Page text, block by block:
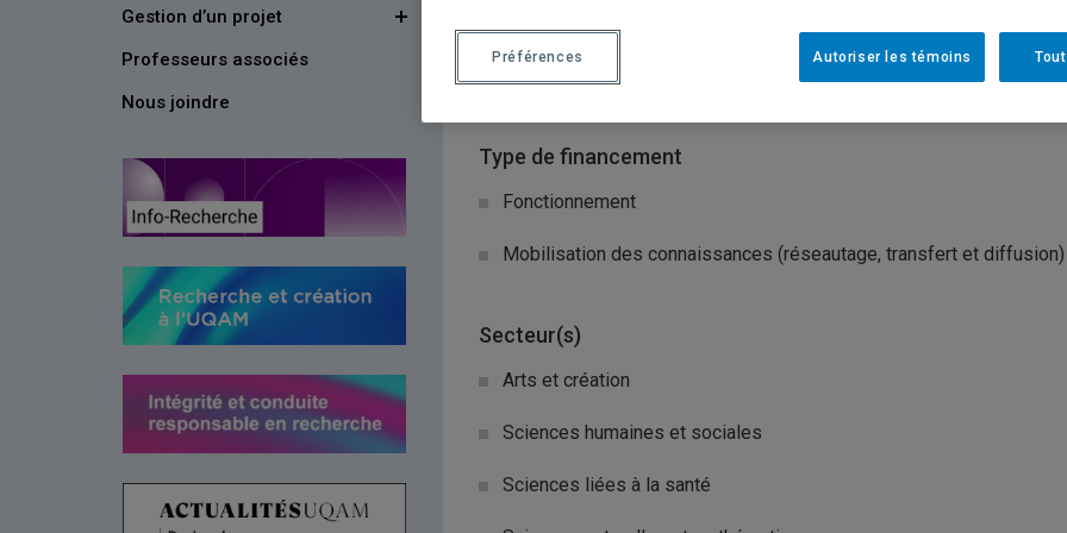
Gestion d’un projet
Professeurs associés
Nous joindre
Organisme(s) porteur(s)
Secrétariat du Québec aux relations canadiennes (SQRC)
Type de financement
Fonctionnement
Mobilisation des connaissances (réseautage, transfert et diffusion)
Secteur(s)
Arts et création
Sciences humaines et sociales
Sciences liées à la santé
Autoriser les témoins
Préférences